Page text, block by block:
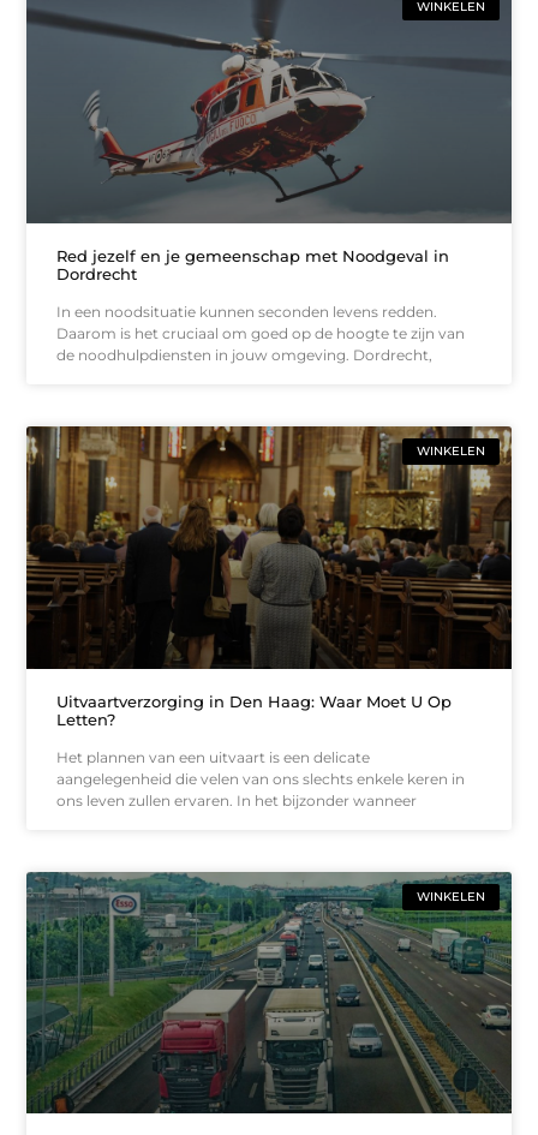
WINKELEN
Red jezelf en je gemeenschap met Noodgeval in
Dordrecht
In een noodsituatie kunnen seconden levens redden.
Daarom is het cruciaal om goed op de hoogte te zijn van
de noodhulpdiensten in jouw omgeving. Dordrecht,
WINKELEN
Uitvaartverzorging in Den Haag: Waar Moet U Op
Letten?
Het plannen van een uitvaart is een delicate
aangelegenheid die velen van ons slechts enkele keren in
ons leven zullen ervaren. In het bijzonder wanneer
WINKELEN